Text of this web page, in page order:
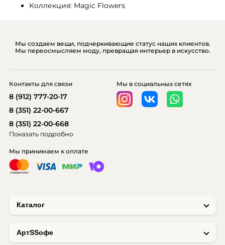
Коллекция: Magic Flowers
Мы создаем вещи, подчеркивающие статус наших клиентов.
Мы переосмысляем моду, превращая интерьер в искусство.
Каталог
AртSSофе
Мы принимаем к оплате
Мы в социальных сетях
Контакты для связи
8 (912) 777-20-17
8 (351) 22-00-667
8 (351) 22-00-668
Показать подробно